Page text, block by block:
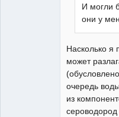
И могли
они у
Насколько я
может
очередь
из